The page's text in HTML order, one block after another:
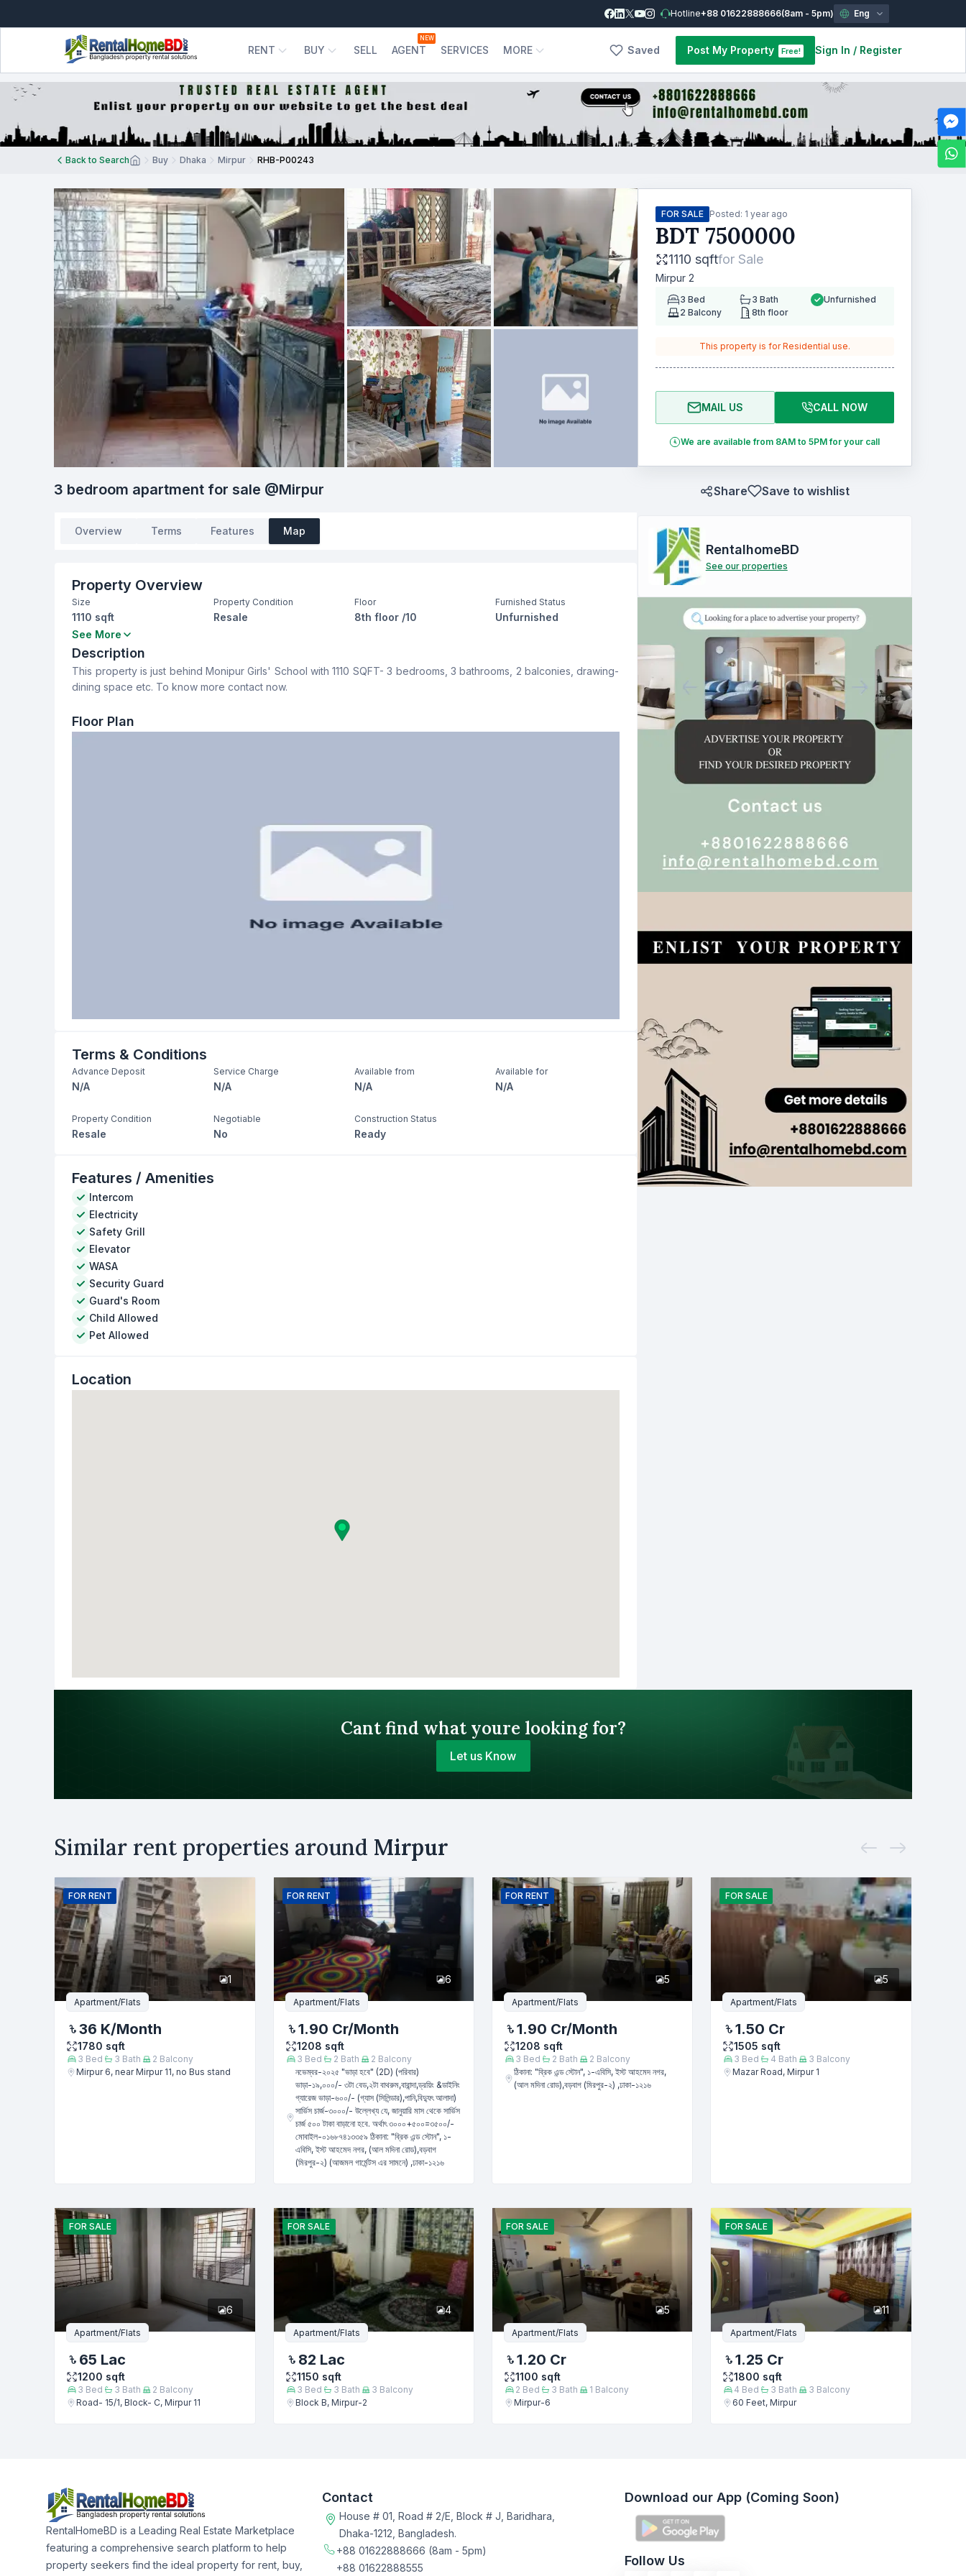
Hotline+88 01622888666(8am - 5pm) Eng
RENT BUY SELL AGENT
NEW
SERVICES MORE Saved Post My Property Free! Sign In / Register
Back to Search Buy Dhaka Mirpur RHB-P00243
3 bedroom apartment for sale @Mirpur
Overview Terms Features Map
Property Overview
Size
1110 sqft
Property Condition
Resale
Floor
8th floor /10
Furnished Status
Unfurnished
Bedrooms
3
Dining Room
Yes
Balcony
2
Kitchen
Servant Room
See More
Description
This property is just behind Monipur Girls' School with 1110 SQFT- 3 bedrooms, 3 bathrooms, 2 balconies, drawing-
dining space etc. To know more contact now.
Floor Plan
Terms & Conditions
Advance Deposit
N/A
Service Charge
N/A
Available from
N/A
Available for
N/A
Property Condition
Resale
Negotiable
No
Construction Status
Ready
Features / Amenities
Intercom
Electricity
Safety Grill
Elevator
WASA
Security Guard
Guard's Room
Child Allowed
Pet Allowed
Location
FOR SALE Posted: 1 year ago
BDT 7500000
1110 sqftfor Sale
Mirpur 2
3 Bed 3 Bath
2 Balcony 8th floor
Unfurnished
This property is for Residential use.
MAIL US CALL NOW
We are available from 8AM to 5PM for your call
Share Save to wishlist
RentalhomeBD
See our properties
Cant find what youre looking for?
Let us Know
Rent
Buy Sell
Name Email
Message
Similar rent properties around Mirpur
FOR RENT
1
Apartment/Flats
36 K/Month
1780 sqft
3 Bed 3 Bath 2 Balcony
Mirpur 6, near Mirpur 11, no Bus stand
FOR RENT
6
Apartment/Flats
1.90 Cr/Month
1208 sqft
3 Bed 2 Bath 2 Balcony
নভেম্বর-২০২৫ "ভাড়া হবে" (2D) (পরিবার)
ভাড়া-১৯,০০০/- ৩টা বেড,২টা বাথরুম,বারান্দা,ড্রয়িং &ডাইনিং
গ্যারেজ ভাড়া-৬০০/- (গ্যাস (সিলিন্ডার),পানি,বিদ্যুৎ আলাদা)
সার্ভিস চার্জ-৩০০০/- উল্লেখ্য যে, জানুয়ারি মাস থেকে সার্ভিস
চার্জ ৫০০ টাকা বাড়ানো হবে. অর্থাৎ ৩০০০+৫০০=৩৫০০/-
মোবাইল-০১৬৮৭৪১৩৩৫৯ ঠিকানা: "ব্রিক এন্ড স্টোন", ১-
এবিসি, ইস্ট আহমেদ নগর, (আল মদিনা রোড),বড়বাগ
(মিরপুর-২) (আজমল গার্মেন্টস এর সামনে) ,ঢাকা-১২১৬
FOR RENT
5
Apartment/Flats
1.90 Cr/Month
1208 sqft
3 Bed 2 Bath 2 Balcony
ঠিকানা: "ব্রিক এন্ড স্টোন", ১-এবিসি, ইস্ট আহমেদ নগর,
(আল মদিনা রোড),বড়বাগ (মিরপুর-২) ,ঢাকা-১২১৬
FOR SALE
5
Apartment/Flats
1.50 Cr
1505 sqft
3 Bed 4 Bath 3 Balcony
Mazar Road, Mirpur 1
FOR SALE
6
Apartment/Flats
65 Lac
1200 sqft
3 Bed 3 Bath 2 Balcony
Road- 15/1, Block- C, Mirpur 11
FOR SALE
4
Apartment/Flats
82 Lac
1150 sqft
3 Bed 3 Bath 3 Balcony
Block B, Mirpur-2
FOR SALE
5
Apartment/Flats
1.20 Cr
1100 sqft
2 Bed 3 Bath 1 Balcony
Mirpur-6
FOR SALE
11
Apartment/Flats
1.25 Cr
1800 sqft
4 Bed 3 Bath 3 Balcony
60 Feet, Mirpur
RentalHomeBD is a Leading Real Estate Marketplace
featuring a comprehensive search platform to help
property seekers find the ideal property for rent, buy,
Contact
House # 01, Road # 2/E, Block # J, Baridhara,
Dhaka-1212, Bangladesh.
+88 01622888666 (8am - 5pm)
+88 01622888555
Download our App (Coming Soon)
Follow Us